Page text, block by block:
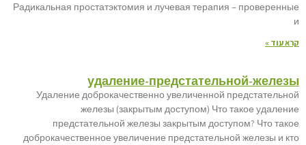
Радикальная простатэктомия и лучевая терапия – проверенные
и
קרא עוד »
удаление-предстательной-железы
Удаление доброкачественно увеличенной предстательной
железы (закрытым доступом) Что такое удаление
предстательной железы закрытым доступом? Что такое
доброкачественное увеличение предстательной железы и кто